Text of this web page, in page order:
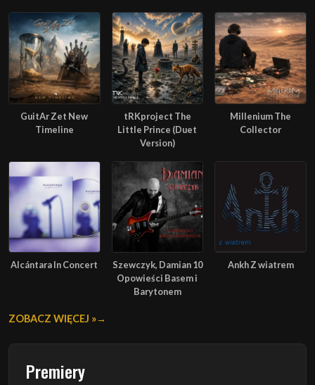
GuitAr Zet New
Timeline
tRKproject The
Little Prince (Duet
Version)
Millenium The
Collector
Alcántara In Concert
Szewczyk, Damian 10
Opowieści Basem i
Barytonem
Ankh Z wiatrem
ZOBACZ WIĘCEJ »
Premiery